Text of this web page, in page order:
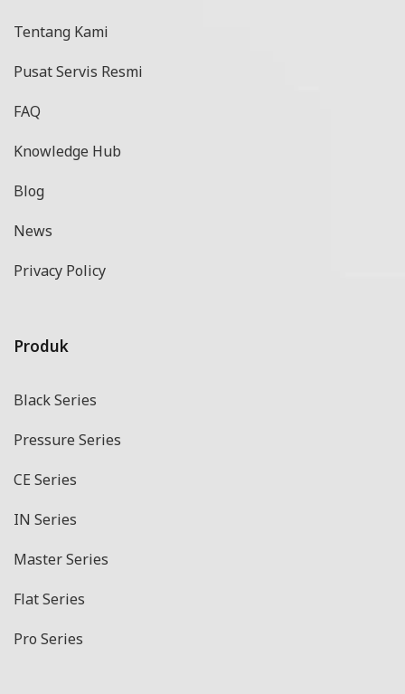
Tentang Kami
Pusat Servis Resmi
FAQ
Knowledge Hub
Blog
News
Privacy Policy
Produk
Black Series
Pressure Series
CE Series
IN Series
Master Series
Flat Series
Pro Series